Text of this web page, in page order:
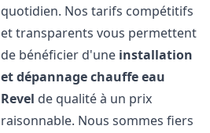
quotidien. Nos tarifs compétitifs
et transparents vous permettent
de bénéficier d'une installation
et dépannage chauffe eau
Revel de qualité à un prix
raisonnable. Nous sommes fiers